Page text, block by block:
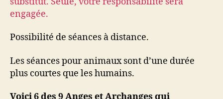
engagée.
Possibilité de séances à distance.
Les séances pour animaux sont d’une durée
plus courtes que les humains.